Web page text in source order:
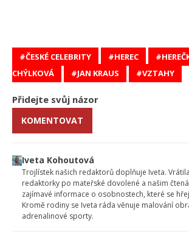
ČESKÉ CELEBRITY HEREC
CHÝLKOVÁ
JAN KRAUS VZTAHY
Přidejte svůj názor
KOMENTOVAT
Iveta Kohoutová
Trojlístek našich redaktorů doplňuje Iveta.
redaktorky po mateřské dovolené a našim
zajímavé informace o osobnostech, které se
Kromě rodiny se Iveta ráda věnuje malování
adrenalinové sporty.